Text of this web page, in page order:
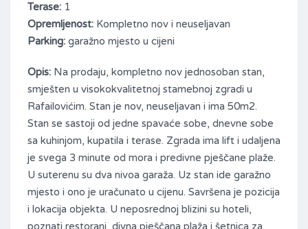
Terase: 1
Opremljenost: Kompletno nov i neuseljavan
Parking: garažno mjesto u cijeni
Opis: Na prodaju, kompletno nov jednosoban stan,
smješten u visokokvalitetnoj stamebnoj zgradi u
Rafailovićim. Stan je nov, neuseljavan i ima 50m2.
Stan se sastoji od jedne spavaće sobe, dnevne sobe
sa kuhinjom, kupatila i terase. Zgrada ima lift i udaljena
je svega 3 minute od mora i predivne pješčane plaže.
U suterenu su dva nivoa garaža. Uz stan ide garažno
mjesto i ono je uračunato u cijenu. Savršena je pozicija
i lokacija objekta. U neposrednoj blizini su hoteli,
poznati restorani, divna pješčana plaža i šetnica za